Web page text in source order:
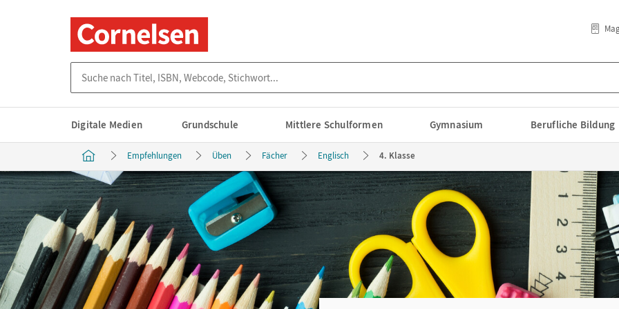
Digitale Medien Grundschule Mittlere Schulformen Gymnasium Berufliche Bildung
Empfehlungen Üben Fächer Englisch 4. Klasse